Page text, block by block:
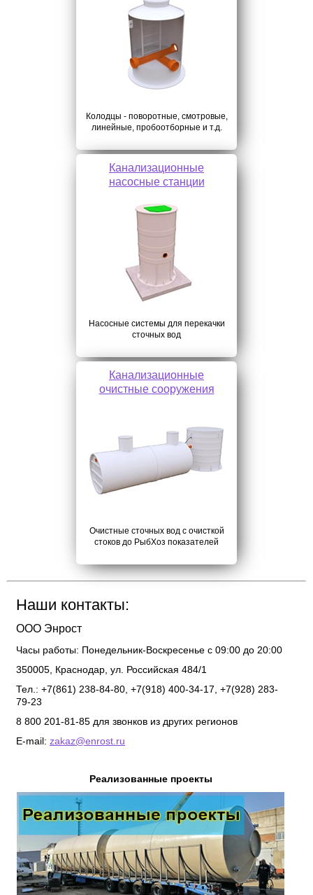
Колодцы - поворотные, смотровые,
линейные, пробоотборные и т.д.
Канализационные
насосные станции
Насосные системы для перекачки
сточных вод
Канализационные
очистные сооружения
Очистные сточных вод с очисткой
стоков до РыбХоз показателей
Наши контакты:
ООО Энрост
Часы работы: Понедельник-Воскресенье с 09:00 до 20:00
350005 Краснодар ул. Российская 484/1
Тел.: +7(861) 238-84-80, +7(918) 400-34-17, +7(928) 283-
79-23
8 800 201-81-85 для звонков из других регионов
E-mail: zakaz@enrost.ru
Реализованные проекты